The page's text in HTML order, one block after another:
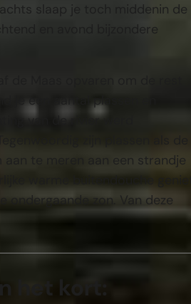
slaap je toch middenin de
en avond bijzondere
je een aantal plassen en
van de rivier werd
zijn plassen als de
te meren aan een strandje
warme buitendouche geniet
ondergaande zon. Van deze
het kort: